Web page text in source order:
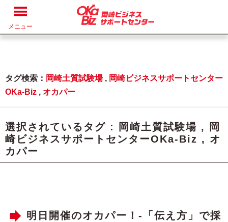
メニュー
タグ検索： 岡崎土質試験場, 岡崎ビジネスサポートセンター
OKa-Biz , オカパー
選択されているタグ : 岡崎土質試験場 ,
岡
崎ビジネスサポートセンターOKa-Biz , オ
カパー
明日開催のオカパー！-「伝え方」で採